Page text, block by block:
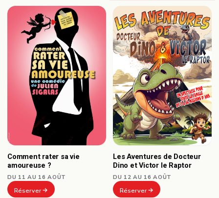
Comment rater sa vie
amoureuse ?
DU 11 AU 16 AOÛT
Réserver
Les Aventures de Docteur
Dino et Victor le Raptor
DU 12 AU 16 AOÛT
Réserver